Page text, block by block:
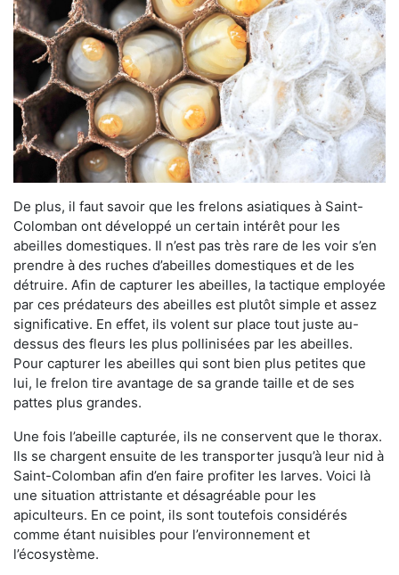
De plus, il faut savoir que les frelons asiatiques à Saint-
Colomban ont développé un certain intérêt pour les
abeilles domestiques. Il n’est pas très rare de les voir s’en
prendre à des ruches d’abeilles domestiques et de les
détruire. Afin de capturer les abeilles, la tactique employée
par ces prédateurs des abeilles est plutôt simple et assez
significative. En effet, ils volent sur place tout juste au-
dessus des fleurs les plus pollinisées par les abeilles.
Pour capturer les abeilles qui sont bien plus petites que
lui, le frelon tire avantage de sa grande taille et de ses
pattes plus grandes.
Une fois l’abeille capturée, ils ne conservent que le thorax.
Ils se chargent ensuite de les transporter jusqu’à leur nid à
Saint-Colomban afin d’en faire profiter les larves. Voici là
une situation attristante et désagréable pour les
apiculteurs. En ce point, ils sont toutefois considérés
comme étant nuisibles pour l’environnement et
l’écosystème.